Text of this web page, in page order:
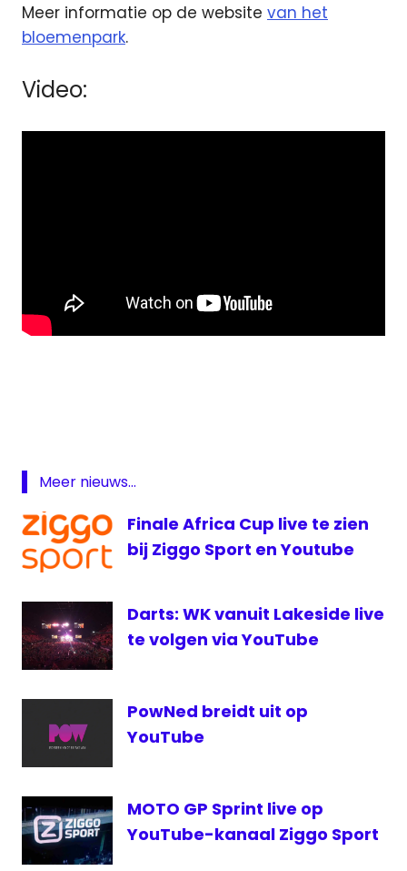
Meer informatie op de website van het
bloemenpark.
Video:
Keukenhof
Youtube
Meer nieuws...
Finale Africa Cup live te zien
bij Ziggo Sport en Youtube
Darts: WK vanuit Lakeside live
te volgen via YouTube
PowNed breidt uit op
YouTube
MOTO GP Sprint live op
YouTube-kanaal Ziggo Sport